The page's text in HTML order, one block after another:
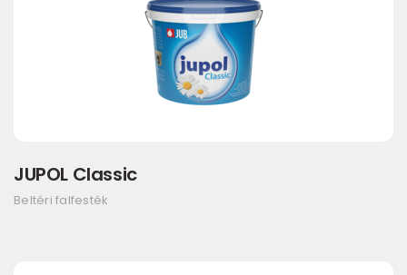
JUPOL Classic
Beltéri falfesték